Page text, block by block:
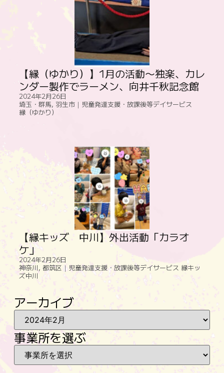
【縁（ゆかり）】1月の活動〜独楽、カレ
ンダー製作でラーメン、向井千秋記念館
2024年2月26日
埼玉・群馬, 羽生市｜児童発達支援・放課後等デイサービス
縁（ゆかり）
【縁キッズ 中川】外出活動「カラオ
ケ」
2024年2月26日
神奈川, 都筑区｜児童発達支援・放課後等デイサービス 縁キッ
ズ中川
アーカイブ
事業所を選ぶ